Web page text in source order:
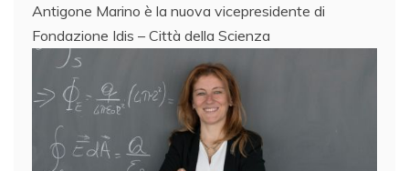
Antigone Marino è la nuova vicepresidente di
Fondazione Idis – Città della Scienza